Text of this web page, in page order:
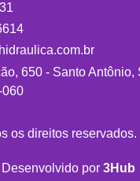
650 - Santo Antônio,
060
os direitos reservados.
Desenvolvido por 3Hub